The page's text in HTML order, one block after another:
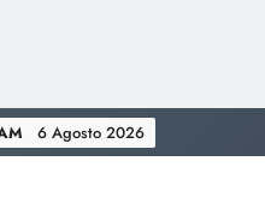
6 Agosto 2026